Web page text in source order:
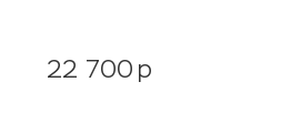
22 700 p